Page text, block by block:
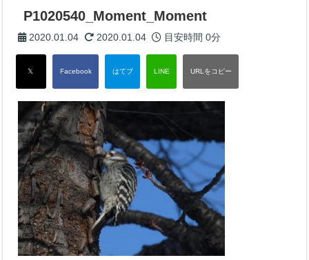
P1020540_Moment_Moment
2020.01.04 2020.01.04 目安時間0分